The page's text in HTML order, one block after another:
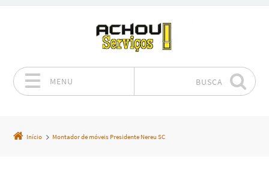
MENU BUSCA
Início Montador de móveis Presidente Nereu SC